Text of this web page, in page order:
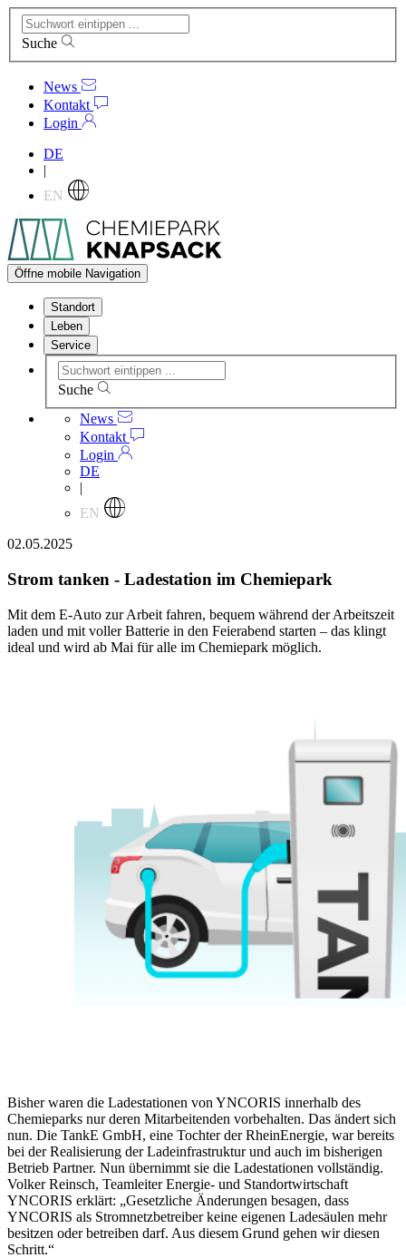
Suche
News
Kontakt
Login
DE
|
EN
Öffne mobile Navigation
Standort
Leben
Service
Suche
News
Kontakt
Login
DE
|
EN
02.05.2025
Strom tanken - Ladestation im Chemiepark
Mit dem E-Auto zur Arbeit fahren, bequem während der Arbeitszeit
laden und mit voller Batterie in den Feierabend starten – das klingt
ideal und wird ab Mai für alle im Chemiepark möglich.
Bisher waren die Ladestationen von YNCORIS innerhalb des
Chemieparks nur deren Mitarbeitenden vorbehalten. Das ändert sich
nun. Die TankE GmbH, eine Tochter der RheinEnergie, war bereits
bei der Realisierung der Ladeinfrastruktur und auch im bisherigen
Betrieb Partner. Nun übernimmt sie die Ladestationen vollständig.
Volker Reinsch, Teamleiter Energie- und Standortwirtschaft
YNCORIS erklärt: „Gesetzliche Änderungen besagen, dass
YNCORIS als Stromnetzbetreiber keine eigenen Ladesäulen mehr
besitzen oder betreiben darf. Aus diesem Grund gehen wir diesen
Schritt.“